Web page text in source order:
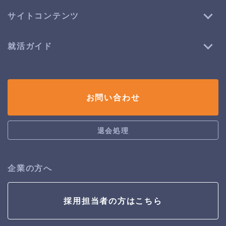
サイトコンテンツ
就活ガイド
お問い合わせ
退会処理
企業の方へ
採用担当者の方はこちら